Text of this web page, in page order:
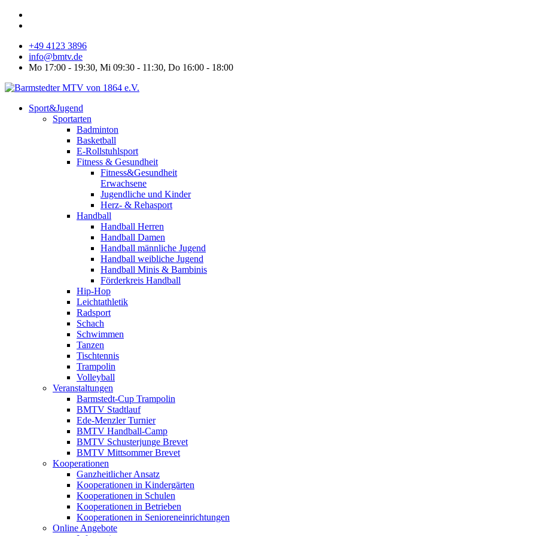
+49 4123 3896
info@bmtv.de
Mo 17:00 - 19:30, Mi 09:30 - 11:30, Do 16:00 - 18:00
Sport&Jugend
Sportarten
Badminton
Basketball
E-Rollstuhlsport
Fitness & Gesundheit
Fitness&Gesundheit
Erwachsene
Jugendliche und Kinder
Herz- & Rehasport
Handball
Handball Herren
Handball Damen
Handball männliche Jugend
Handball weibliche Jugend
Handball Minis & Bambinis
Förderkreis Handball
Hip-Hop
Leichtathletik
Radsport
Schach
Schwimmen
Tanzen
Tischtennis
Trampolin
Volleyball
Veranstaltungen
Barmstedt-Cup Trampolin
BMTV Stadtlauf
Ede-Menzler Turnier
BMTV Handball-Camp
BMTV Schusterjunge Brevet
BMTV Mittsommer Brevet
Kooperationen
Ganzheitlicher Ansatz
Kooperationen in Kindergärten
Kooperationen in Schulen
Kooperationen in Betrieben
Kooperationen in Senioreneinrichtungen
Online Angebote